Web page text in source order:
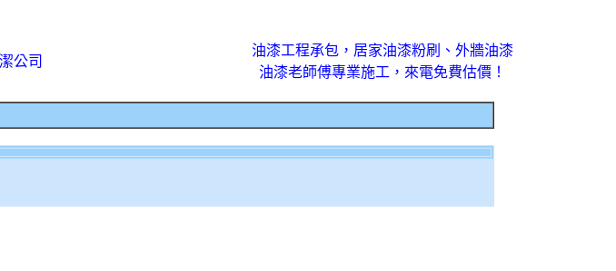
油漆工程承包，居家油漆粉刷、外牆油漆
油漆老師傅專業施工，來電免費估價！